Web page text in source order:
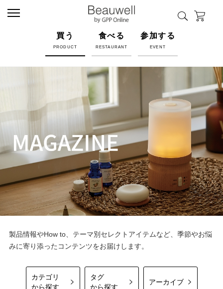
買う
PRODUCT
食べる
RESTAURANT
参加する
EVENT
製品情報やHow to、テーマ別セレクトアイテムなど、季節やお悩
みに寄り添ったコンテンツをお届けします。
カテゴリ
から探す
タグ
から探す
アーカイブ